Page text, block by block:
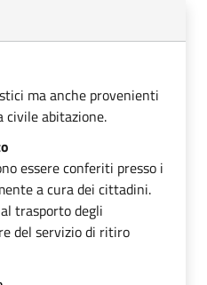
ma anche provenienti
civile abitazione.
essere conferiti presso i
a cura dei cittadini.
trasporto degli
del servizio di ritiro